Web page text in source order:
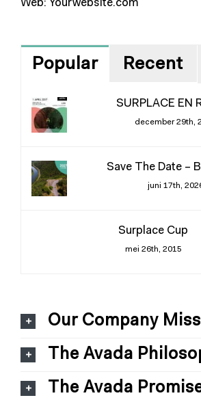
Web: Yourwebsite.com
Popular Recent
SURPLACE EN
december 29th,
Save The Date –
juni 17th,
Surplace Cup
mei 26th, 2015
Our Company
The Avada
The Avada